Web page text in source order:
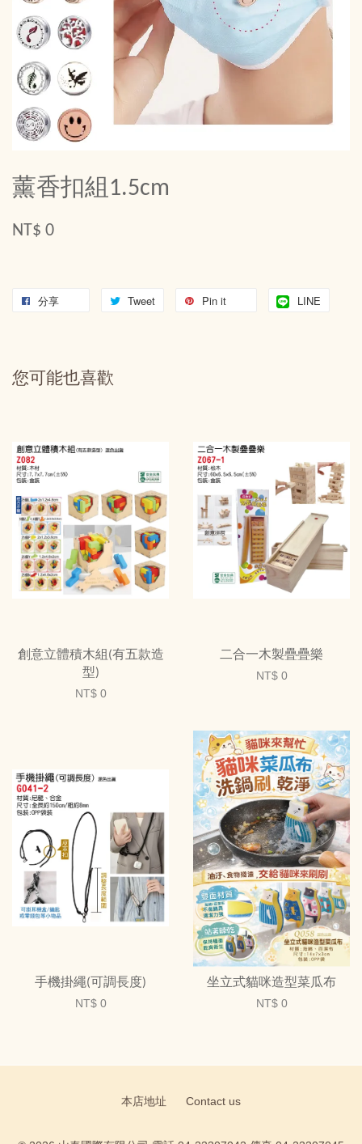
薰香扣組1.5cm
NT$ 0
分享 Tweet Pin it LINE
您可能也喜歡
創意立體積木組(有五款造
型)
NT$ 0
二合一木製疊疊樂
NT$ 0
手機掛繩(可調長度)
NT$ 0
坐立式貓咪造型菜瓜布
NT$ 0
本店地址 Contact us